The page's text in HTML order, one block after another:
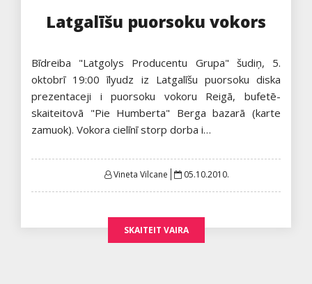
Latgalīšu puorsoku vokors
Bīdreiba "Latgolys Producentu Grupa" šudiņ, 5.
oktobrī 19:00 īlyudz iz Latgalīšu puorsoku diska
prezentaceji i puorsoku vokoru Reigā, bufetē-
skaiteitovā "Pie Humberta" Berga bazarā (karte
zamuok). Vokora cielīnī storp dorba i…
Vineta Vilcane
Posted
05.10.2010.
SKAITEIT VAIRA